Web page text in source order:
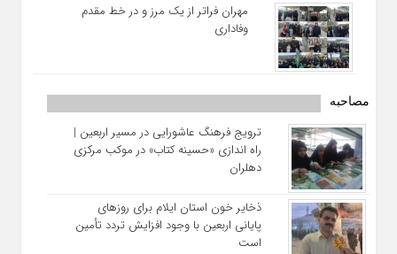
مهران فراتر از یک مرز و در خط مقدم
وفاداری
مصاحبه
ترویج فرهنگ عاشورایی در مسیر اربعین |
راه‌ اندازی «حسینه کتاب» در موکب مرکزی
دهلران
ذخایر خون استان ایلام برای روزهای
پایانی اربعین با وجود افزایش تردد تأمین
است